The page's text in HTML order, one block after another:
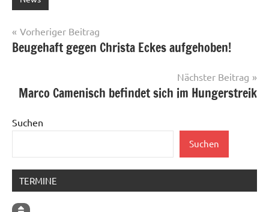
Beitragsnavigation
Vorheriger Beitrag
Beugehaft gegen Christa Eckes aufgehoben!
Nächster Beitrag
Marco Camenisch befindet sich im Hungerstreik
Suchen
Suchen
TERMINE